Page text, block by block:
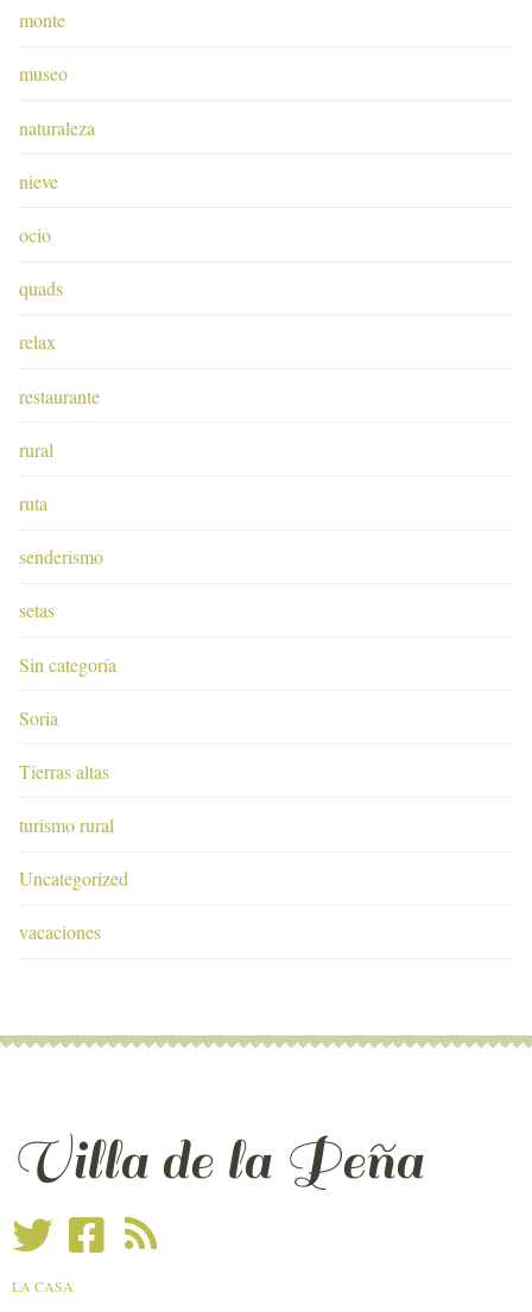
monte
museo
naturaleza
nieve
ocio
quads
relax
restaurante
rural
ruta
senderismo
setas
Sin categoría
Soria
Tierras altas
turismo rural
Uncategorized
vacaciones
Villa de la Peña
LA CASA